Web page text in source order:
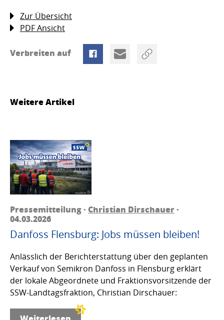
Zur Übersicht
PDF Ansicht
Verbreiten auf
Weitere Artikel
Pressemitteilung · Christian Dirschauer·
04.03.2026
Danfoss Flensburg: Jobs müssen bleiben!
Anlässlich der Berichterstattung über den geplanten
Verkauf von Semikron Danfoss in Flensburg erklärt
der lokale Abgeordnete und Fraktionsvorsitzende der
SSW-Landtagsfraktion, Christian Dirschauer: